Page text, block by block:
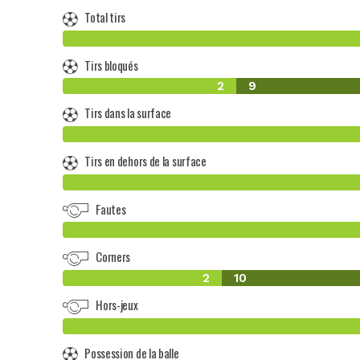
Total tirs
Tirs bloqués
2 9
Tirs dans la surface
Tirs en dehors de la surface
Fautes
Corners
2 10
Hors-jeux
Possession de la balle